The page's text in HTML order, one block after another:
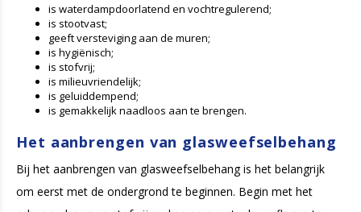
is waterdampdoorlatend en vochtregulerend;
is stootvast;
geeft versteviging aan de muren;
is hygiënisch;
is stofvrij;
is milieuvriendelijk;
is geluiddempend;
is gemakkelijk naadloos aan te brengen.
Het aanbrengen van glasweefselbehang
Bij het aanbrengen van glasweefselbehang is het belangrijk
om eerst met de ondergrond te beginnen. Begin met het